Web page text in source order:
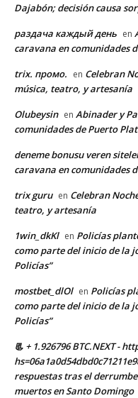
Dajabón; decisión causa
раздача каждый день en
caravana en comunidades
trix. промо. en Celebran
música, teatro, y artesanía
Olubeysin en Abinader y
comunidades de Puerto
deneme bonusu veren
caravana en comunidades
trix guru en Celebran
teatro, y artesanía
1win_dkKl en Policías
como parte del inicio de la
Policías”
mostbet_dlOl en Policías
como parte del inicio de la
Policías”
📃 + 1.926796 BTC.NEXT -
respuestas tras el derrumbe
muertos en Santo Domingo